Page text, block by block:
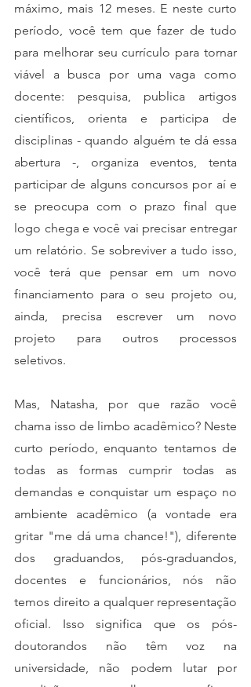
máximo, mais 12 meses. E neste curto
período, você tem que fazer de tudo
para melhorar seu currículo para tornar
viável a busca por uma vaga como
docente: pesquisa, publica artigos
científicos, orienta e participa de
disciplinas - quando alguém te dá essa
abertura -, organiza eventos, tenta
participar de alguns concursos por aí e
se preocupa com o prazo final que
logo chega e você vai precisar entregar
um relatório. Se sobreviver a tudo isso,
você terá que pensar em um novo
financiamento para o seu projeto ou,
ainda, precisa escrever um novo
projeto para outros processos
seletivos.
Mas, Natasha, por que razão você
chama isso de limbo acadêmico? Neste
curto período, enquanto tentamos de
todas as formas cumprir todas as
demandas e conquistar um espaço no
ambiente acadêmico (a vontade era
gritar "me dá uma chance!"), diferente
dos graduandos, pós-graduandos,
docentes e funcionários, nós não
temos direito a qualquer representação
oficial. Isso significa que os pós-
doutorandos não têm voz na
universidade, não podem lutar por